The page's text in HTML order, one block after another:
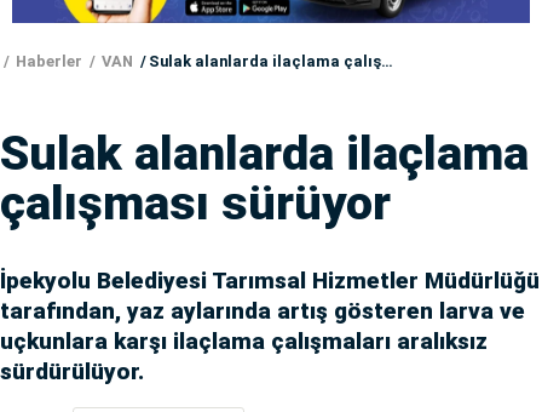
Haberler VAN Sulak alanlarda ilaçlama çalışması sürüyor
Sulak alanlarda ilaçlama
çalışması sürüyor
İpekyolu Belediyesi Tarımsal Hizmetler Müdürlüğü
tarafından, yaz aylarında artış gösteren larva ve
uçkunlara karşı ilaçlama çalışmaları aralıksız
sürdürülüyor.